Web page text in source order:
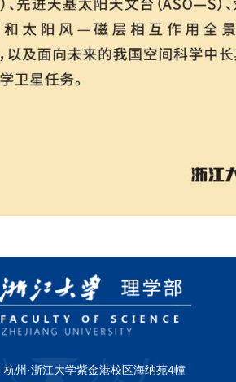
杭州·浙江大学紫金港校区海纳苑4幢